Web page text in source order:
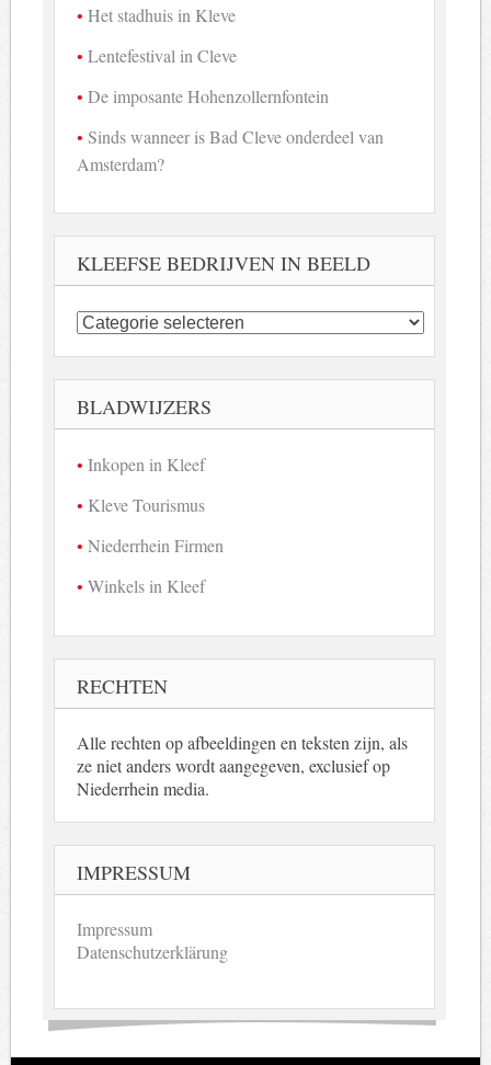
Het stadhuis in Kleve
Lentefestival in Cleve
De imposante Hohenzollernfontein
Sinds wanneer is Bad Cleve onderdeel van
Amsterdam?
KLEEFSE BEDRIJVEN IN BEELD
Kleefse
bedrijven
beeld
BLADWIJZERS
Inkopen in Kleef
Kleve Tourismus
Niederrhein Firmen
Winkels in Kleef
RECHTEN
Alle rechten op afbeeldingen en teksten zijn, als
ze niet anders wordt aangegeven, exclusief op
Niederrhein media.
IMPRESSUM
Impressum
Datenschutzerklärung